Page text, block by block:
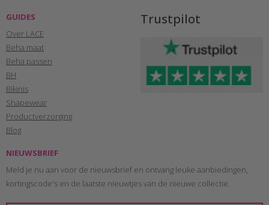
GUIDES
Over LACE
Beha maat
Beha passen
BH
Bikinis
Shapewear
Productverzorging
Blog
Trustpilot
NIEUWSBRIEF
Meld je nu aan voor de nieuwsbrief en ontvang leuke aanbiedingen,
kortingscode's en de laatste nieuwtjes van de nieuwe collectie.